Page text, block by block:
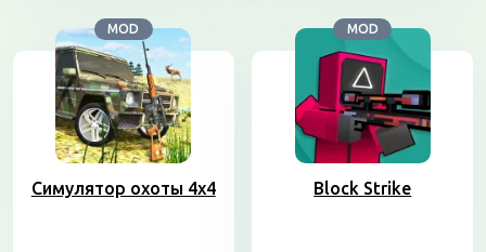
MOD
Симулятор охоты 4х4
MOD
Block Strike